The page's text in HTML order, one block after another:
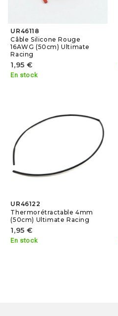
UR46118
Câble Silicone Rouge
16AWG (50cm) Ultimate
Racing
1,95 €
En stock
UR46122
Thermorétractable 4mm
(50cm) Ultimate Racing
1,95 €
En stock